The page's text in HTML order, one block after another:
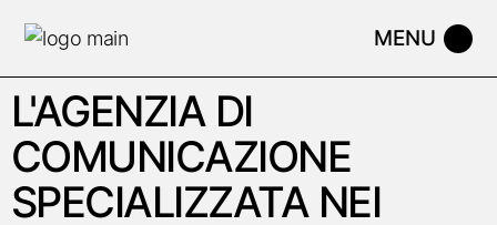
L'AGENZIA DI
COMUNICAZIONE
SPECIALIZZATA NEI